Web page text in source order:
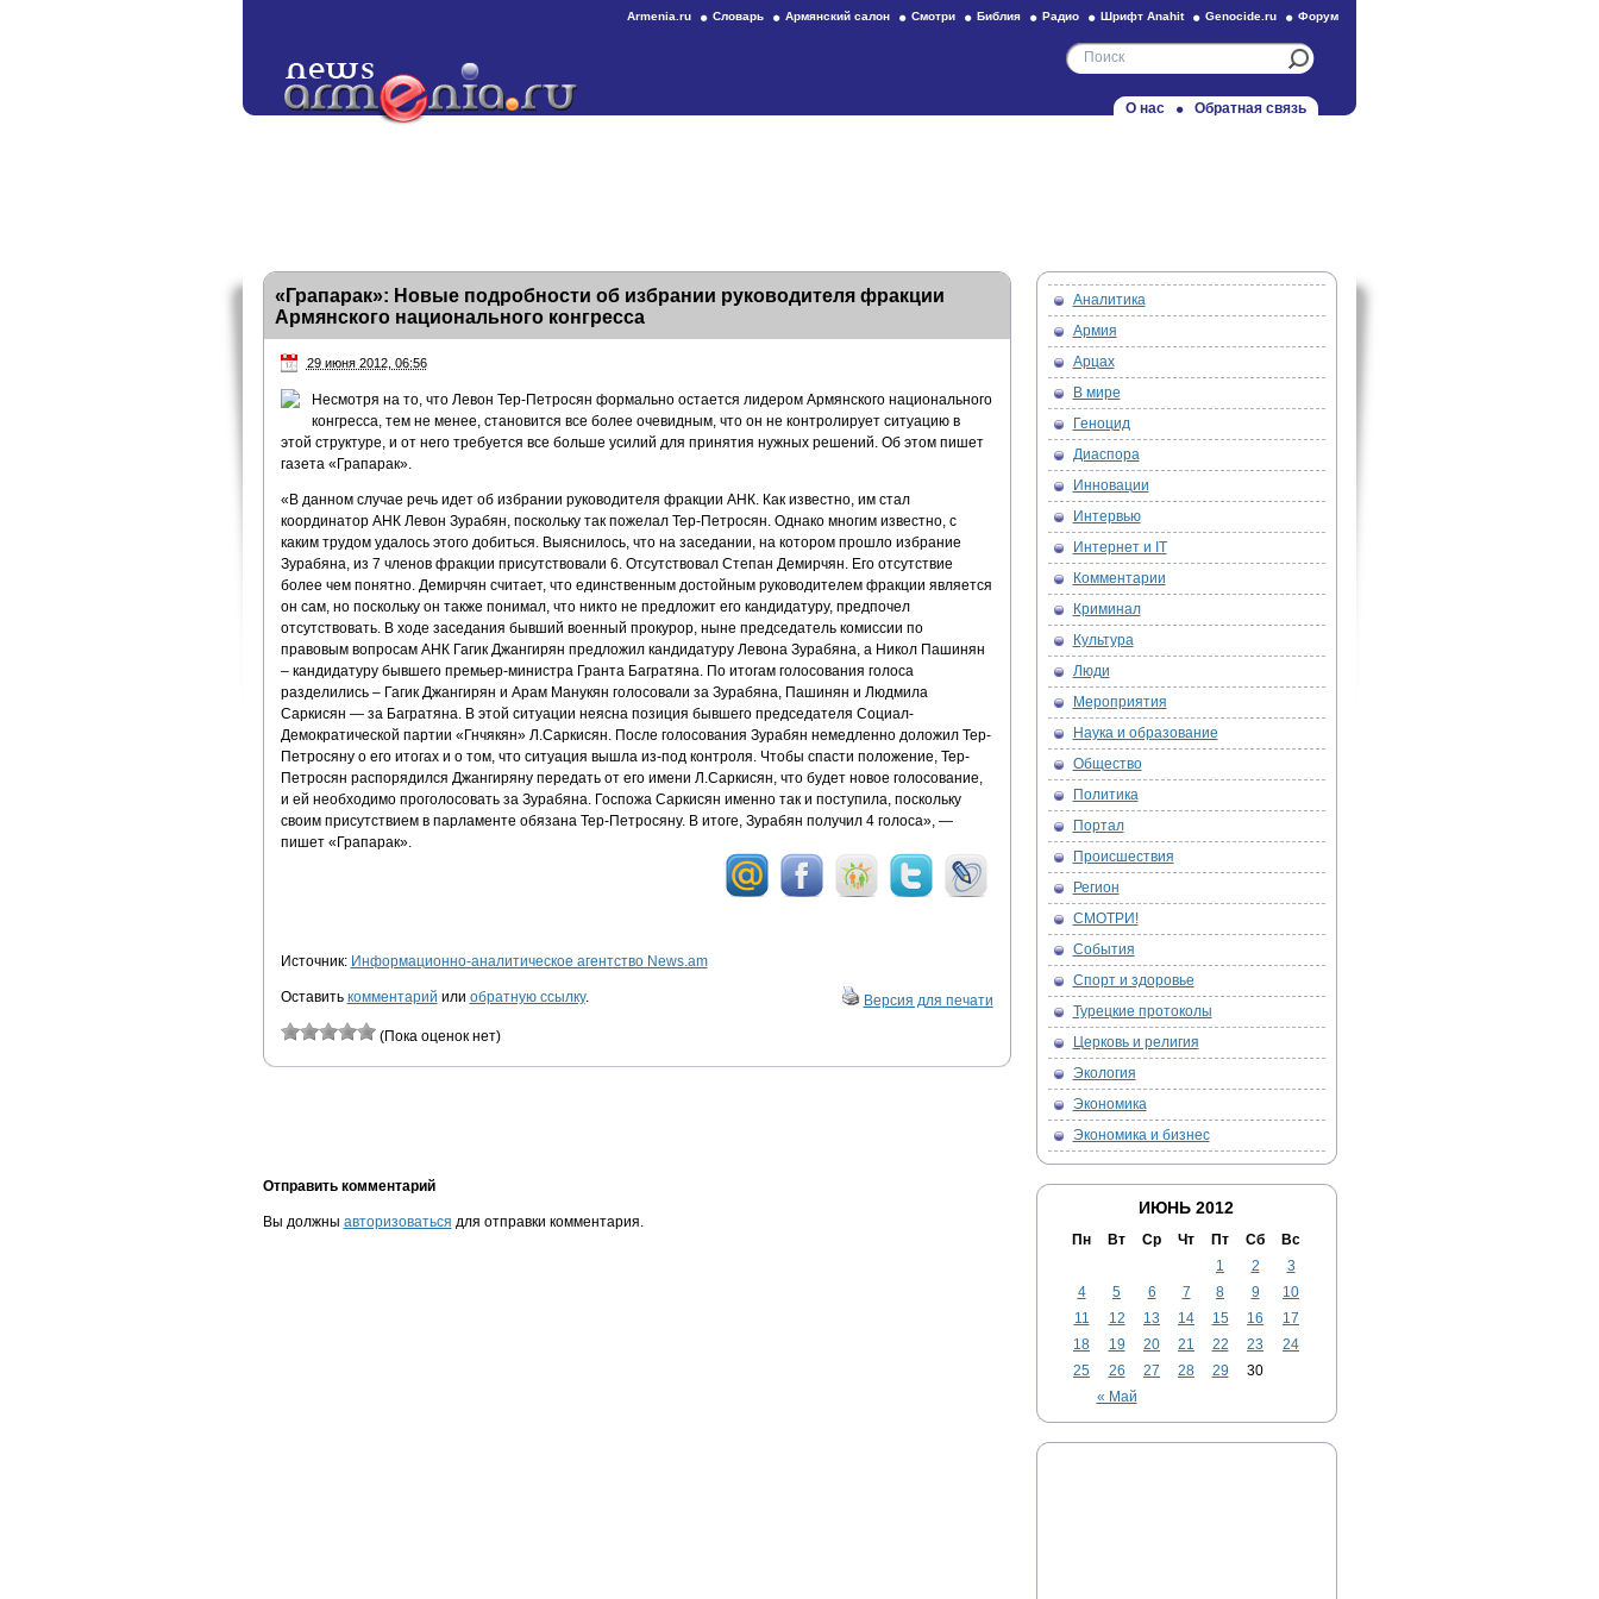
Armenia.ru Словарь Армянский салон Смотри Библия Радио Шрифт Anahit Genocide.ru Форум
О нас Обратная связь
«Грапарак»: Новые подробности об избрании руководителя фракции
Армянского национального конгресса
29 июня 2012, 06:56
Несмотря на то, что Левон Тер-Петросян формально остается лидером Армянского национального
конгресса, тем не менее, становится все более очевидным, что он не контролирует ситуацию в
этой структуре, и от него требуется все больше усилий для принятия нужных решений. Об этом пишет
газета «Грапарак».
«В данном случае речь идет об избрании руководителя фракции АНК. Как известно, им стал
координатор АНК Левон Зурабян, поскольку так пожелал Тер-Петросян. Однако многим известно, с
каким трудом удалось этого добиться. Выяснилось, что на заседании, на котором прошло избрание
Зурабяна, из 7 членов фракции присутствовали 6. Отсутствовал Степан Демирчян. Его отсутствие
более чем понятно. Демирчян считает, что единственным достойным руководителем фракции является
он сам, но поскольку он также понимал, что никто не предложит его кандидатуру, предпочел
отсутствовать. В ходе заседания бывший военный прокурор, ныне председатель комиссии по
правовым вопросам АНК Гагик Джангирян предложил кандидатуру Левона Зурабяна, а Никол Пашинян
– кандидатуру бывшего премьер-министра Гранта Багратяна. По итогам голосования голоса
разделились – Гагик Джангирян и Арам Манукян голосовали за Зурабяна, Пашинян и Людмила
Саркисян — за Багратяна. В этой ситуации неясна позиция бывшего председателя Социал-
Демократической партии «Гнчякян» Л.Саркисян. После голосования Зурабян немедленно доложил Тер-
Петросяну о его итогах и о том, что ситуация вышла из-под контроля. Чтобы спасти положение, Тер-
Петросян распорядился Джангиряну передать от его имени Л.Саркисян, что будет новое голосование,
и ей необходимо проголосовать за Зурабяна. Госпожа Саркисян именно так и поступила, поскольку
своим присутствием в парламенте обязана Тер-Петросяну. В итоге, Зурабян получил 4 голоса», —
пишет «Грапарак».
Источник: Информационно-аналитическое агентство News.am
Оставить комментарий или обратную ссылку. Версия для печати
(Пока оценок нет)
Отправить комментарий
Вы должны авторизоваться для отправки комментария.
Аналитика
Армия
Арцах
В мире
Геноцид
Диаспора
Инновации
Интервью
Интернет и IT
Комментарии
Криминал
Культура
Люди
Мероприятия
Наука и образование
Общество
Политика
Портал
Происшествия
Регион
СМОТРИ!
События
Спорт и здоровье
Турецкие протоколы
Церковь и религия
Экология
Экономика
Экономика и бизнес
ИЮНЬ 2012
Пн Вт Ср Чт Пт Сб Вс
« Май
1 2
3
4
5 6 7 8 9
10
11
12 13 14 15 16
17
18
19 20 21 22 23
24
25
26 27 28 29 30